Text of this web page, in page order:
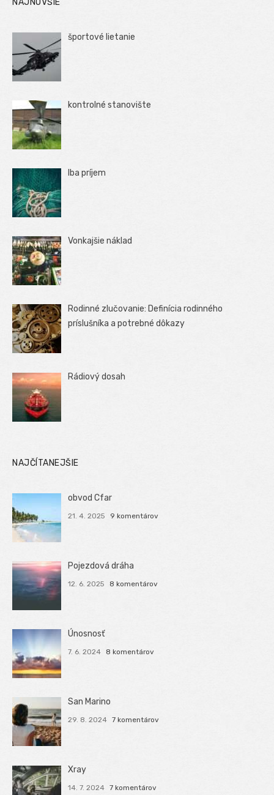
športové lietanie
kontrolné stanovište
Iba príjem
Vonkajšie náklad
Rodinné zlučovanie: Definícia rodinného
príslušníka a potrebné dôkazy
Rádiový dosah
NAJČÍTANEJŠIE
obvod Cfar
21. 4. 2025 9 komentárov
Pojezdová dráha
12. 6. 2025 8 komentárov
Únosnosť
7. 6. 2024 8 komentárov
San Marino
29. 8. 2024 7 komentárov
Xray
14. 7. 2024 7 komentárov